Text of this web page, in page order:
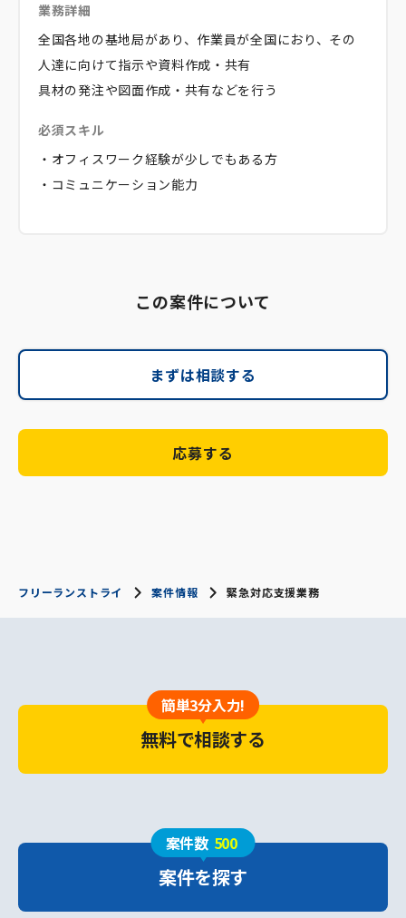
業務詳細
全国各地の基地局があり、作業員が全国におり、その
人達に向けて指示や資料作成・共有
具材の発注や図面作成・共有などを行う
必須スキル
・オフィスワーク経験が少しでもある方
・コミュニケーション能力
この案件について
まずは相談する
応募する
フリーランストライ 案件情報 緊急対応支援業務
簡単3分入力!
無料で相談する
案件数 500
案件を探す